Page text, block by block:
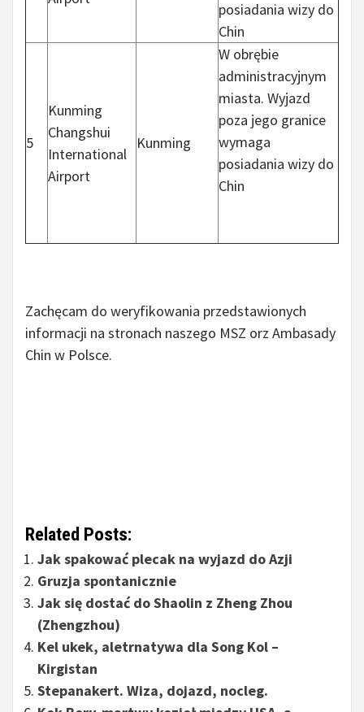
posiadania wizy do
Chin
5
Kunming
Changshui
International
Airport
Kunming
W obrębie
administracyjnym
miasta. Wyjazd
poza jego granice
wymaga
posiadania wizy do
Chin
Zachęcam do weryfikowania przedstawionych
informacji na stronach naszego MSZ orz Ambasady
Chin w Polsce.
Related Posts:
Jak spakować plecak na wyjazd do Azji
Gruzja spontanicznie
Jak się dostać do Shaolin z Zheng Zhou
(Zhengzhou)
Kel ukek, aletrnatywa dla Song Kol –
Kirgistan
Stepanakert. Wiza, dojazd, nocleg.